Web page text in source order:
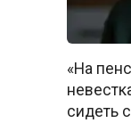
«На
сидеть